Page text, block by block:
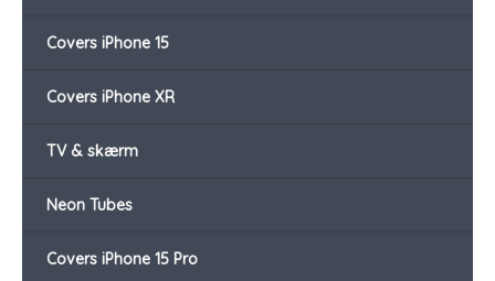
Covers iPhone 15
Covers iPhone XR
TV & skærm
Neon Tubes
Covers iPhone 15 Pro